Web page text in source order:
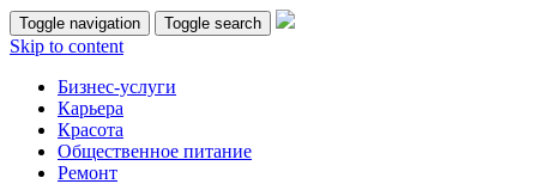
Toggle navigation Toggle search
Skip to content
Бизнес-услуги
Карьера
Красота
Общественное питание
Ремонт